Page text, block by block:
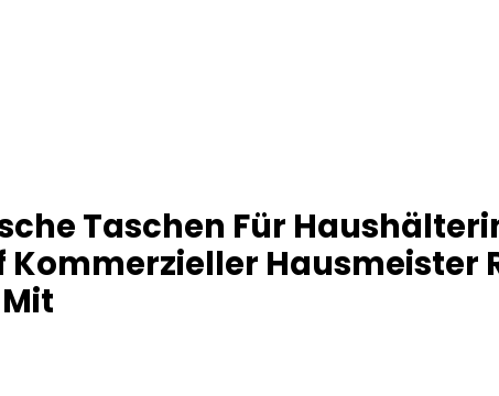
Taschen Für
Hausmeister